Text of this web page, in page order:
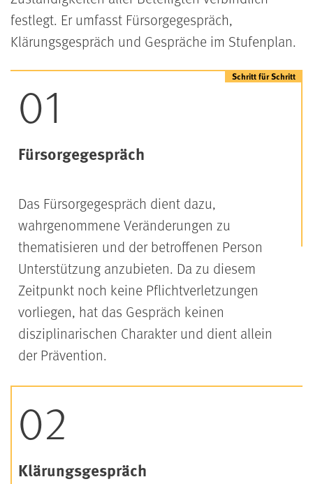
festlegt. Er umfasst Fürsorgegespräch,
Klärungsgespräch und Gespräche im Stufenplan.
Fürsorgegespräch
Das Fürsorgegespräch dient dazu,
wahrgenommene Veränderungen zu
thematisieren und der betroffenen Person
Unterstützung anzubieten. Da zu diesem
Zeitpunkt noch keine Pflichtverletzungen
vorliegen, hat das Gespräch keinen
disziplinarischen Charakter und dient allein
der Prävention.
Klärungsgespräch